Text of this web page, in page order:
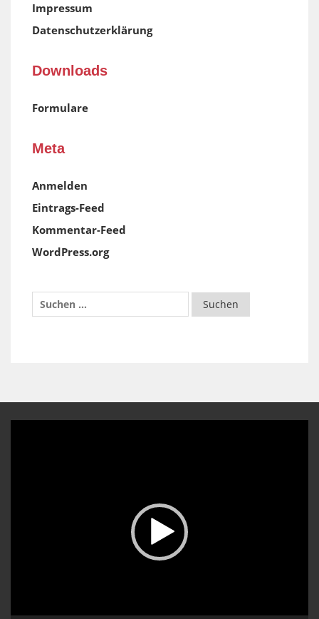
Impressum
Datenschutzerklärung
Downloads
Formulare
Meta
Anmelden
Eintrags-Feed
Kommentar-Feed
WordPress.org